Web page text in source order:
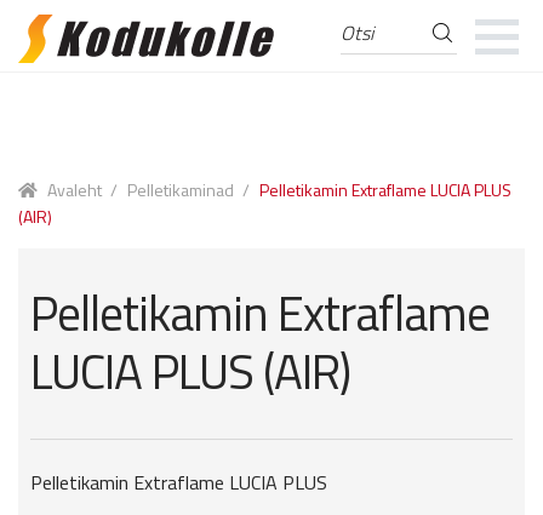
Skip
Skip
Otsi:
Avaleht / Pelletikaminad / Pelletikamin Extraflame LUCIA PLUS
(AIR)
Pelletikamin Extraflame
LUCIA PLUS (AIR)
Pelletikamin Extraflame LUCIA PLUS